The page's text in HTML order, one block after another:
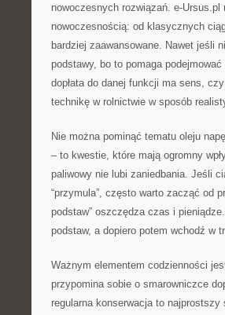
nowoczesnych rozwiązań. e-
nowoczesnością: od klasycznych
bardziej zaawansowane. Nawet jeśli
podstawy, bo to pomaga
dopłata do danej funkcji ma sens,
technikę w rolnictwie w sposób
Nie można pominąć tematu oleju
– to kwestie, które mają ogromny
paliwowy nie lubi zaniedbania. Jeśli
“przymula”, często warto zacząć od
podstaw” oszczędza czas i
podstaw, a dopiero potem wchodź w
Ważnym elementem codzienności
przypomina sobie o smarowniczce
regularna konserwacja to